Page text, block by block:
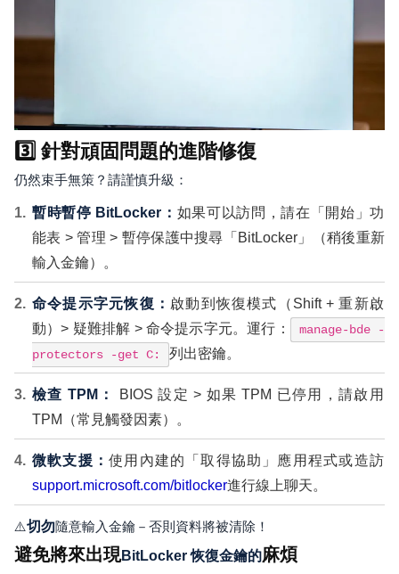
3️⃣ 針對頑固問題的進階修復
仍然束手無策？請謹慎升級：
暫時暫停 BitLocker： 如果可以訪問，請在「開始」功
能表 > 管理 > 暫停保護中搜尋「BitLocker」（稍後重新
輸入金鑰）。
命令提示字元恢復： 啟動到恢復模式（Shift + 重新啟
動）> 疑難排解 > 命令提示字元。運行：
manage-bde -
protectors -get C:
列出密鑰。
檢查 TPM：
BIOS 設定 > 如果 TPM 已停用，請啟用
TPM（常見觸發因素）。
微軟支援：使用內建的「取得協助」應用程式或造訪
support.microsoft.com/bitlocker進行線上聊天。
⚠️切勿隨意輸入金鑰－否則資料將被清除！
避免將來出現BitLocker 恢復金鑰的麻煩